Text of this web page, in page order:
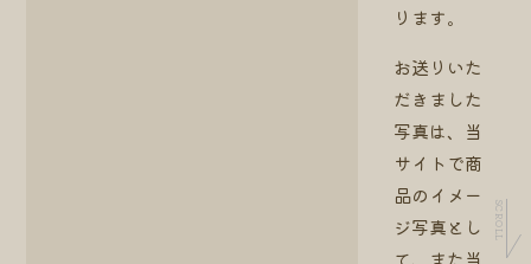
ります。
お送りいた
だきました
写真は、当
サイトで商
品のイメー
ジ写真とし
て、また当
SCROLL